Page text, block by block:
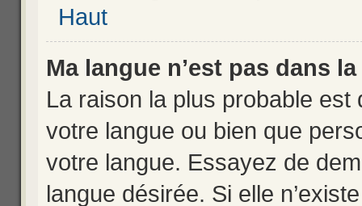
Haut
Ma langue n’est pas dans
La raison la plus probable est
votre langue ou bien que
votre langue. Essayez de
langue désirée. Si elle